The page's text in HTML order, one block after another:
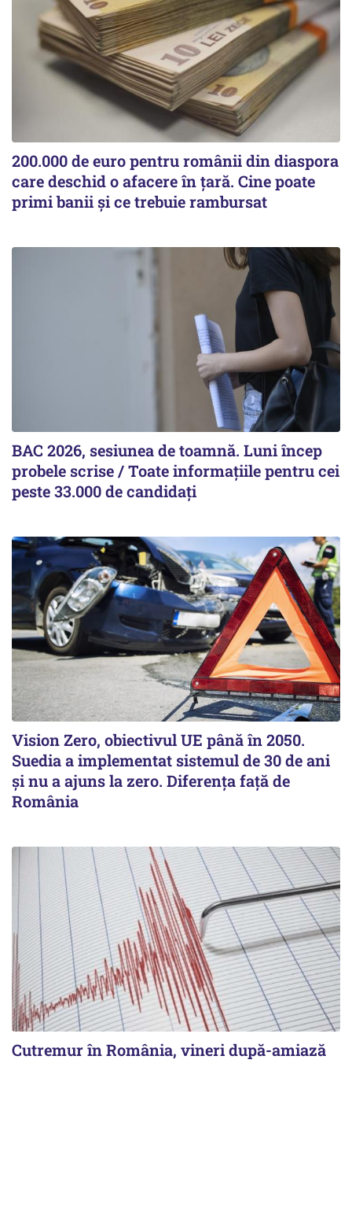
200.000 de euro pentru românii din diaspora
care deschid o afacere în țară. Cine poate
primi banii și ce trebuie rambursat
BAC 2026, sesiunea de toamnă. Luni încep
probele scrise / Toate informațiile pentru cei
peste 33.000 de candidați
Vision Zero, obiectivul UE până în 2050.
Suedia a implementat sistemul de 30 de ani
şi nu a ajuns la zero. Diferenţa faţă de
România
Cutremur în România, vineri după-amiază